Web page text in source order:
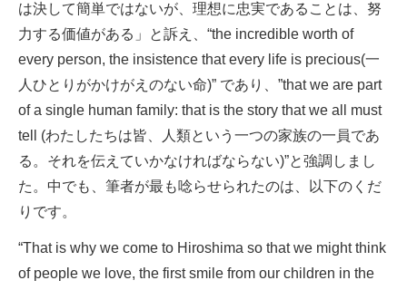
は決して簡単ではないが、理想に忠実であることは、努
力する価値がある」と訴え、“the incredible worth of
every person, the insistence that every life is precious(一
人ひとりがかけがえのない命)” であり、”that we are part
of a single human family: that is the story that we all must
tell (わたしたちは皆、人類という一つの家族の一員であ
る。それを伝えていかなければならない)”と強調しまし
た。中でも、筆者が最も唸らせられたのは、以下のくだ
りです。
“That is why we come to Hiroshima so that we might think
of people we love, the first smile from our children in the